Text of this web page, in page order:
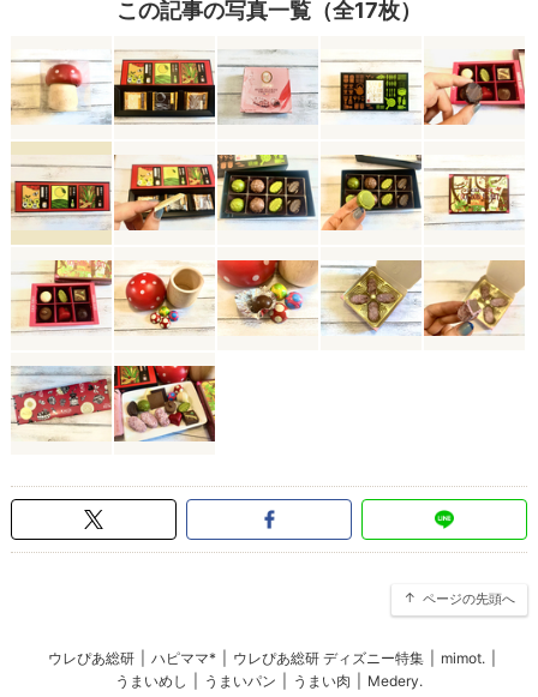
この記事の写真一覧（全17枚）
ページの先頭へ
ウレぴあ総研 ハピママ* ウレぴあ総研 ディズニー特集 mimot.
うまいめし
うまいパン うまい肉 Medery.